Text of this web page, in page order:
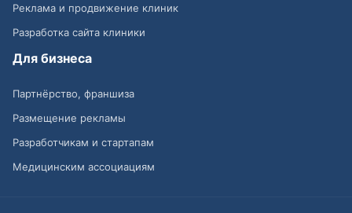
Реклама и продвижение клиник
Разработка сайта клиники
Для бизнеса
Партнёрство, франшиза
Размещение рекламы
Разработчикам и стартапам
Медицинским ассоциациям